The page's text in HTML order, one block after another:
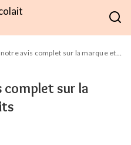
avis complet sur la marque et ses produits
complet sur la